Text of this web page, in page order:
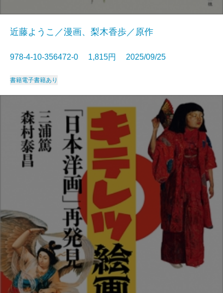
近藤ようこ／漫画、梨木香歩／原作
978-4-10-356472-0 1,815円 2025/09/25
書籍電子書籍あり